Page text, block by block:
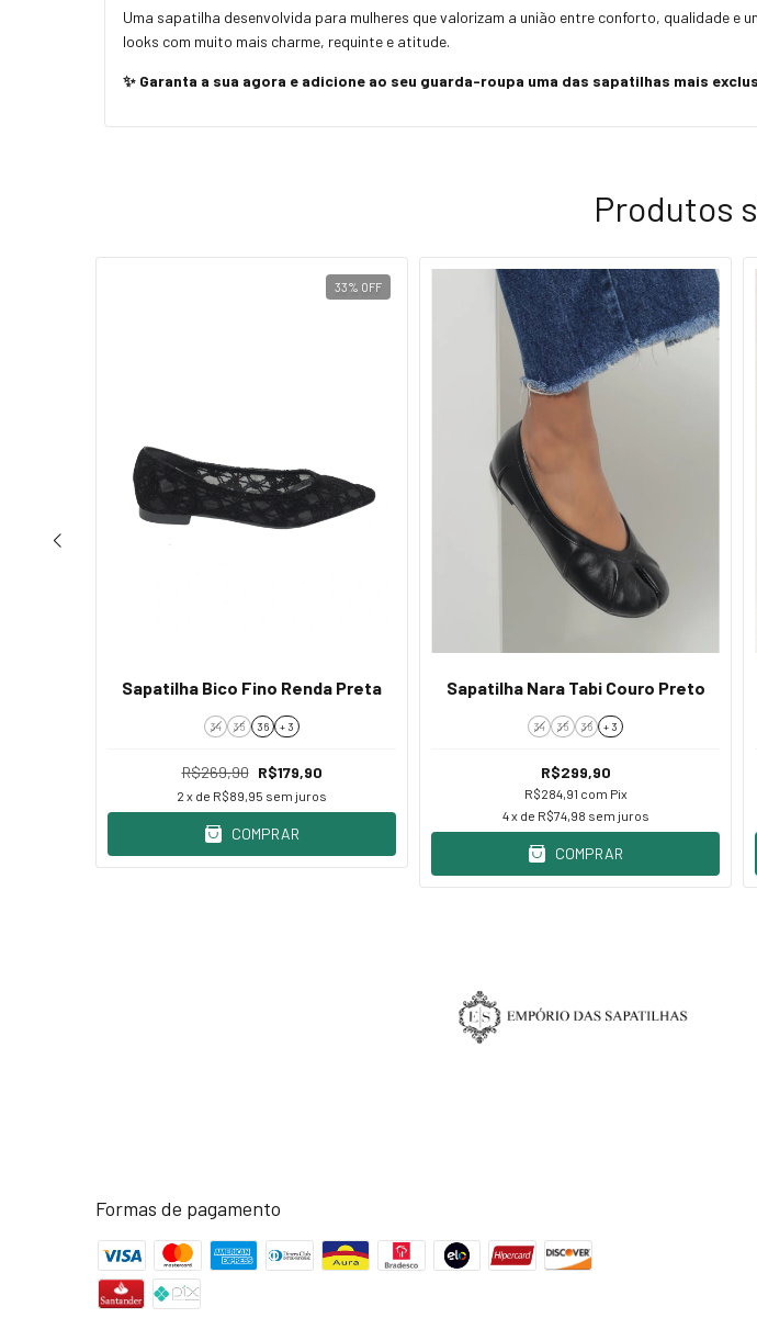
Uma sapatilha desenvolvida para mulheres que valorizam a união entre conforto, qualidade
looks com muito mais charme, requinte e atitude.
✨ Garanta a sua agora e adicione ao seu guarda-roupa uma das sapatilhas mais
Produtos
33% OFF
Sapatilha Bico Fino Renda Preta
34 35 36 + 3
R$269,90 R$179,90
2 x de R$89,95 sem juros
COMPRAR
Sapatilha Nara Tabi Couro Preto
34 35 36 + 3
R$299,90
R$284,91 com Pix
4x de R$74,98 sem juros
COMPRAR
Formas de pagamento